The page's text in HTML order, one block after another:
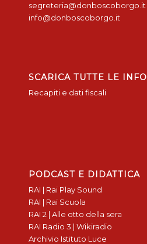
segreteria@donboscoborgo.it
info@donboscoborgo.it
SCARICA TUTTE LE INFO
Recapiti e dati fiscali
PODCAST E DIDATTICA
RAI | Rai Play Sound
RAI | Rai Scuola
RAI 2 | Alle otto della sera
RAI Radio 3 | Wikiradio
Archivio Istituto Luce